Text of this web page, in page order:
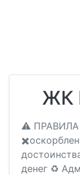
ЖК
⚠️ ПРАВИЛА
денег ♻️